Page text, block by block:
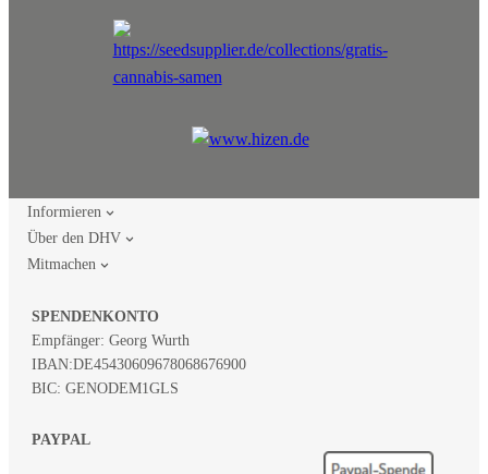
Informieren
Über den DHV
Mitmachen
SPENDENKONTO
Empfänger: Georg Wurth
IBAN:DE45430609678068676900
BIC: GENODEM1GLS
PAYPAL